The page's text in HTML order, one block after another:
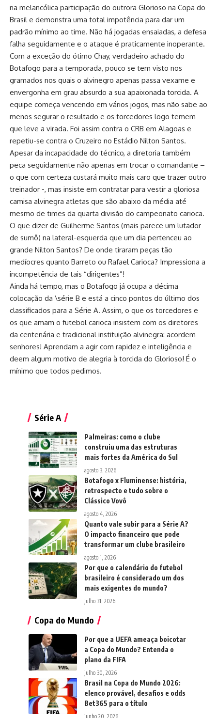
na melancólica participação do outrora Glorioso na Copa do
Brasil e demonstra uma total impotência para dar um
padrão mínimo ao time. Não há jogadas ensaiadas, a defesa
falha seguidamente e o ataque é praticamente inoperante.
Com a exceção do ótimo Chay, verdadeiro achado do
Botafogo para a temporada, pouco se tem visto nos
gramados nos quais o alvinegro apenas passa vexame e
envergonha em grau absurdo a sua apaixonada torcida. A
equipe começa vencendo em vários jogos, mas não sabe ao
menos segurar o resultado e os torcedores logo temem
que leve a virada. Foi assim contra o CRB em Alagoas e
repetiu-se contra o Cruzeiro no Estádio Nilton Santos.
Apesar da incapacidade do técnico, a diretoria também
peca seguidamente não apenas em trocar o comandante –
o que com certeza custará muito mais caro que trazer outro
treinador -, mas insiste em contratar para vestir a gloriosa
camisa alvinegra atletas que são abaixo da média até
mesmo de times da quarta divisão do campeonato carioca.
O que dizer de Guilherme Santos (mais parece um lutador
de sumô) na lateral-esquerda que um dia pertenceu ao
grande Nilton Santos? De onde tiraram peças tão
medíocres quanto Barreto ou Rafael Carioca? Impressiona a
incompetência de tais “dirigentes”!
Ainda há tempo, mas o Botafogo já ocupa a décima
colocação da \série B e está a cinco pontos do último dos
classificados para a Série A. Assim, o que os torcedores e
os que amam o futebol carioca insistem com os diretores
da centenária e tradicional instituição alvinegra: acordem
senhores! Aprendam a agir com rapidez e inteligência e
deem algum motivo de alegria à torcida do Glorioso! É o
mínimo que todos pedimos.
Série A
Palmeiras: como o clube
construiu uma das estruturas
mais fortes da América do Sul
agosto 3, 2026
Botafogo x Fluminense: história,
retrospecto e tudo sobre o
Clássico Vovô
agosto 4, 2026
Quanto vale subir para a Série A?
O impacto financeiro que pode
transformar um clube brasileiro
agosto 1, 2026
Por que o calendário do futebol
brasileiro é considerado um dos
mais exigentes do mundo?
julho 31, 2026
Copa do Mundo
Por que a UEFA ameaça boicotar
a Copa do Mundo? Entenda o
plano da FIFA
julho 30, 2026
Brasil na Copa do Mundo 2026:
elenco provável, desafios e odds
Bet365 para o título
junho 20, 2026